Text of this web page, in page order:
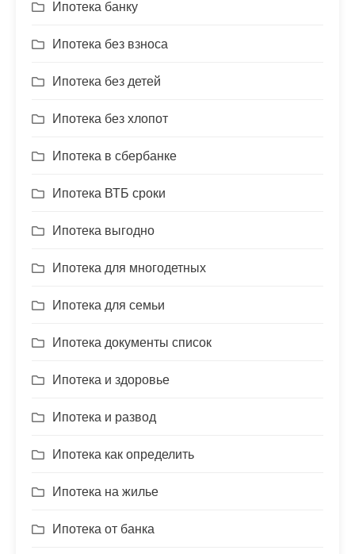
Ипотека банку
Ипотека без взноса
Ипотека без детей
Ипотека без хлопот
Ипотека в сбербанке
Ипотека ВТБ сроки
Ипотека выгодно
Ипотека для многодетных
Ипотека для семьи
Ипотека документы список
Ипотека и здоровье
Ипотека и развод
Ипотека как определить
Ипотека на жилье
Ипотека от банка